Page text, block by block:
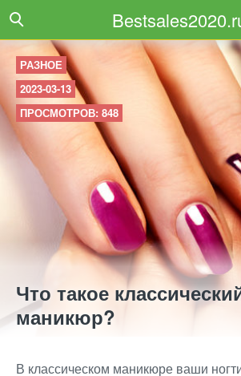
РАЗНОЕ
2023-03-13
ПРОСМОТРОВ: 848
Что такое
маникюр?
В классическом маникюре ваши